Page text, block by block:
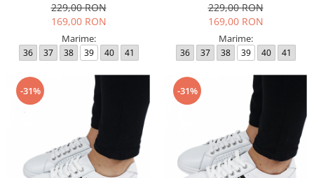
229,00 RON
169,00 RON
Marime:
36 37 38 39 40 41
229,00 RON
169,00 RON
Marime:
36 37 38 39 40 41
-31% -31%